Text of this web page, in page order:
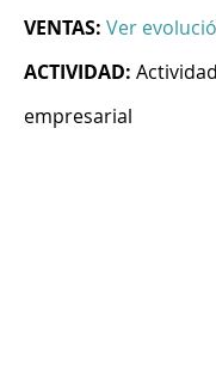
VENTAS: Ver
ACTIVIDAD:
empresarial